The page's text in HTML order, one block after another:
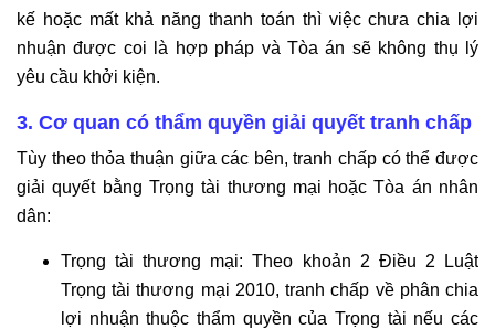
kế hoặc mất khả năng thanh toán thì việc chưa chia lợi
nhuận được coi là hợp pháp và Tòa án sẽ không thụ lý
yêu cầu khởi kiện.
3. Cơ quan có thẩm quyền giải quyết tranh chấp
Tùy theo thỏa thuận giữa các bên, tranh chấp có thể được
giải quyết bằng Trọng tài thương mại hoặc Tòa án nhân
dân:
Trọng tài thương mại: Theo khoản 2 Điều 2 Luật
Trọng tài thương mại 2010, tranh chấp về phân chia
lợi nhuận thuộc thẩm quyền của Trọng tài nếu các